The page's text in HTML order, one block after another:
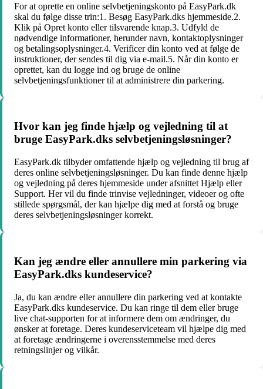
For at oprette en online selvbetjeningskonto på EasyPark.dk
skal du følge disse trin:1. Besøg EasyPark.dks hjemmeside.2.
Klik på Opret konto eller tilsvarende knap.3. Udfyld de
nødvendige informationer, herunder navn, kontaktoplysninger
og betalingsoplysninger.4. Verificer din konto ved at følge de
instruktioner, der sendes til dig via e-mail.5. Når din konto er
oprettet, kan du logge ind og bruge de online
selvbetjeningsfunktioner til at administrere din parkering.
Hvor kan jeg finde hjælp og vejledning til at
bruge EasyPark.dks selvbetjeningsløsninger?
EasyPark.dk tilbyder omfattende hjælp og vejledning til brug af
deres online selvbetjeningsløsninger. Du kan finde denne hjælp
og vejledning på deres hjemmeside under afsnittet Hjælp eller
Support. Her vil du finde trinvise vejledninger, videoer og ofte
stillede spørgsmål, der kan hjælpe dig med at forstå og bruge
deres selvbetjeningsløsninger korrekt.
Kan jeg ændre eller annullere min parkering via
EasyPark.dks kundeservice?
Ja, du kan ændre eller annullere din parkering ved at kontakte
EasyPark.dks kundeservice. Du kan ringe til dem eller bruge
live chat-supporten for at informere dem om ændringer, du
ønsker at foretage. Deres kundeserviceteam vil hjælpe dig med
at foretage ændringerne i overensstemmelse med deres
retningslinjer og vilkår.